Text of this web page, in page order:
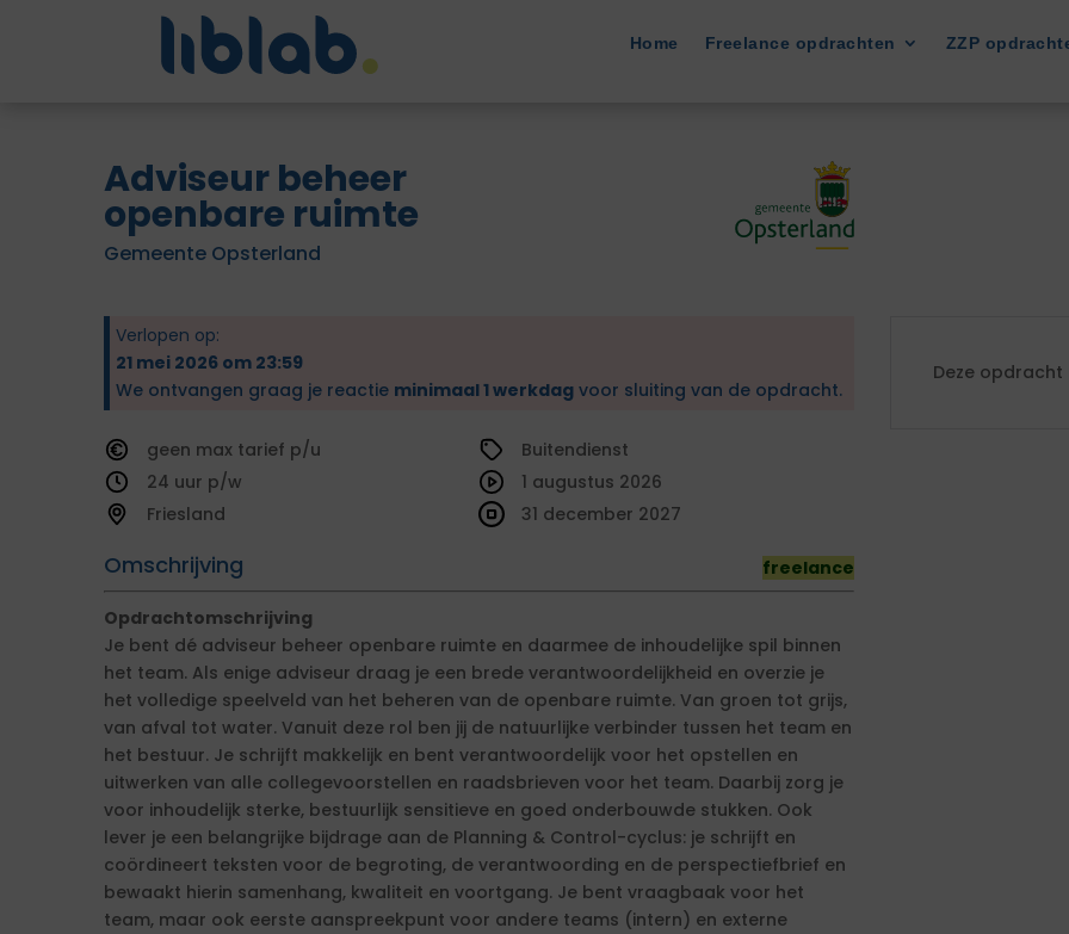
Home Freelance opdrachten ZZP
Adviseur beheer
openbare ruimte
Gemeente Opsterland
Verlopen op:
21 mei 2026 om 23:59
We ontvangen graag je reactie minimaal 1 werkdag voor sluiting van de opdracht.
geen
tarief
24
Friesland
Buitendienst
Omschrijving freelance
1 augustus 2026
31 december 2027
Opdrachtomschrijving
Je bent dé adviseur beheer openbare ruimte en daarmee de inhoudelijke spil binnen
het team. Als enige adviseur draag je een brede verantwoordelijkheid en overzie je
het volledige speelveld van het beheren van de openbare ruimte. Van groen tot grijs,
van afval tot water. Vanuit deze rol ben jij de natuurlijke verbinder tussen het team en
het bestuur. Je schrijft makkelijk en bent verantwoordelijk voor het opstellen en
uitwerken van alle collegevoorstellen en raadsbrieven voor het team. Daarbij zorg je
voor inhoudelijk sterke, bestuurlijk sensitieve en goed onderbouwde stukken. Ook
lever je een belangrijke bijdrage aan de Planning & Control-cyclus: je schrijft en
coördineert teksten voor de begroting, de verantwoording en de perspectiefbrief en
bewaakt hierin samenhang, kwaliteit en voortgang. Je bent vraagbaak voor het
team, maar ook eerste aanspreekpunt voor andere teams (intern) en externe
Deze opdracht